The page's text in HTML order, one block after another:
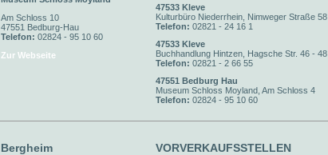
Am Schloss 10
47551 Bedburg-Hau
Telefon: 02824 - 95 10 60
Zur Webseite
47533 Kleve
Kulturbüro Niederrhein, Nimweger Straße 58
Telefon: 02821 - 24 16 1
47533 Kleve
Buchhandlung Hintzen, Hagsche Str. 46 - 48
Telefon: 02821 - 2 66 55
47551 Bedburg Hau
Museum Schloss Moyland, Am Schloss 4
Telefon: 02824 - 95 10 60
Bergheim VORVERKAUFSSTELLEN